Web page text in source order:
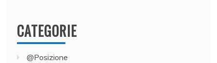
CATEGORIE
@Posizione